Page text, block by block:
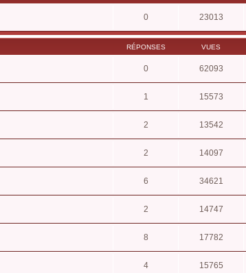
0 23013
RÉPONSES VUES
0 62093
1 15573
2 13542
2 14097
6 34621
2 14747
8 17782
4 15765